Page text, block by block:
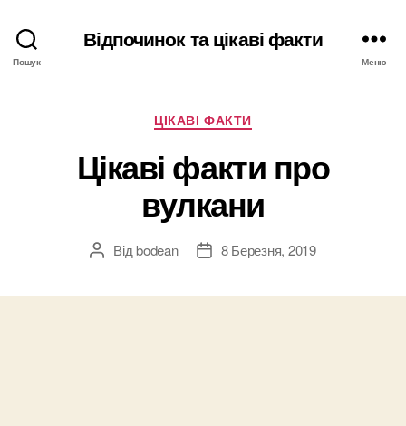
Пошук
Відпочинок та цікаві факти
Меню
Категорії
ЦІКАВІ ФАКТИ
Цікаві факти про
вулкани
Автор
Відbodean
Дата8 Березня, 2019